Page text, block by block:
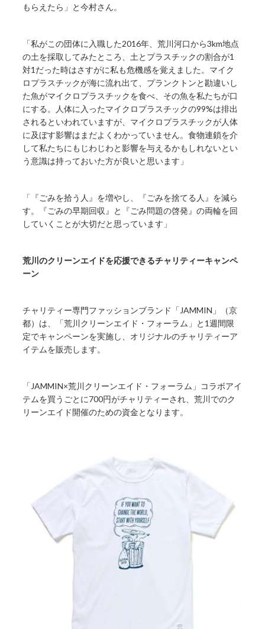
もらえたら」と今村さん。
「私がこの団体に入職した2016年、荒川河口から3km地点
の土を採取してみたところ、土とプラスチックの割合が1
対1だった時はさすがに私も危機感を覚えました。マイク
ロプラスチックが海に流れ出て、プランクトンと勘違いし
た魚がマイクロプラスチックを食べ、その魚を私たちが口
にする。人体に入ったマイクロプラスチックの99%は排出
されるといわれていますが、マイクロプラスチックが人体
に及ぼす影響はまだよくわかっていません。食物連鎖を介
して私たちにもじわじわと影響を与えるかもしれないとい
う意識は持っておいた方が良いと思います」
「『ごみを拾う人』を増やし、『ごみを捨てる人』を減ら
す。『ごみの早期回収』と『ごみ問題の啓発』の両輪を回
していくことが大切だと思っています」
荒川のクリーンエイドを応援できるチャリティーキャンペ
ーン
チャリティー専門ファッションブランド「JAMMIN」（京
都）は、「荒川クリーンエイド・フォーラム」と1週間限
定でキャンペーンを実施し、オリジナルのチャリティーア
イテムを販売します。
「JAMMIN×荒川クリーンエイド・フォーラム」コラボアイ
テムを買うごとに700円がチャリティーされ、荒川でのク
リーンエイド開催のための資金となります。